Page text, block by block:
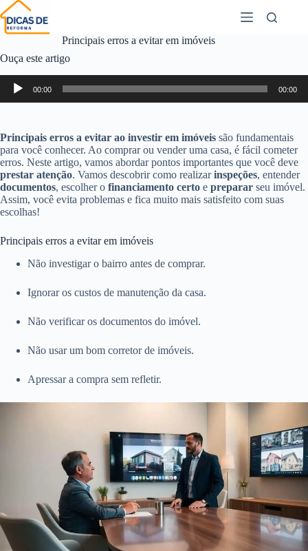
Principais erros a evitar em imóveis
Ouça este artigo
Tocador
áudio
00:00 00:00
Principais erros a evitar ao investir em imóveis são fundamentais
para você conhecer. Ao comprar ou vender uma casa, é fácil cometer
erros. Neste artigo, vamos abordar pontos importantes que você deve
prestar atenção. Vamos descobrir como realizarinspeções, entender
documentos, escolher o financiamento certo e preparar seu imóvel.
Assim, você evita problemas e fica muito mais satisfeito com suas
escolhas!
Principais erros a evitar em imóveis
Não investigar o bairro antes de comprar.
Ignorar os custos de manutenção da casa.
Não verificar os documentos do imóvel.
Não usar um bom corretor de imóveis.
Apressar a compra sem refletir.